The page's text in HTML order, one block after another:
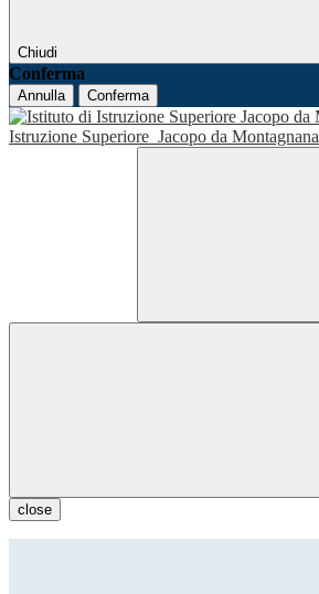
Chiudi
Conferma
Annulla Conferma
Istruzione Superiore Jacopo da Montagnana
close